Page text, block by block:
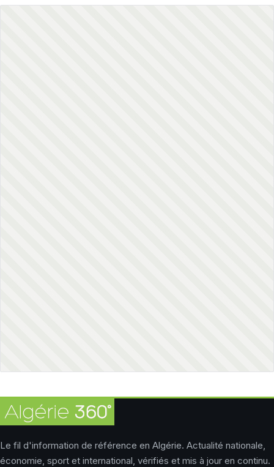
Le fil d'information de référence en Algérie. Actualité nationale,
économie, sport et international, vérifiés et mis à jour en continu.